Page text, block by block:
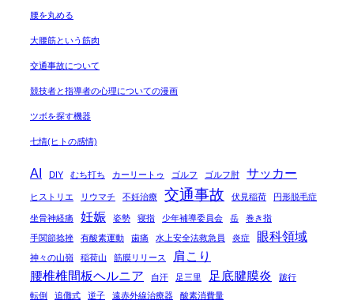
腰を丸める
大腰筋という筋肉
交通事故について
競技者と指導者の心理についての漫画
ツボを探す機器
七情(ヒトの感情)
AI DIY むち打ち カーリートゥ ゴルフ ゴルフ肘 サッカー
ヒストリエ リウマチ 不妊治療 交通事故 伏見稲荷 円形脱毛症
坐骨神経痛 妊娠 姿勢 寝指 少年補導委員会 岳 巻き指
手関節捻挫 有酸素運動 歯痛 水上安全法救急員 炎症 眼科領域
神々の山嶺 稲荷山 筋膜リリース
肩こり
腰椎椎間板ヘルニア
自汗 足三里 足底腱膜炎
跛行
転倒
追儺式 逆子 遠赤外線治療器 酸素消費量